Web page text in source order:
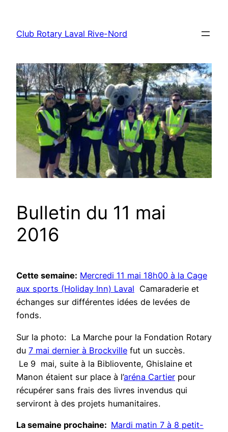
contenu
Club Rotary Laval Rive-Nord
Bulletin du 11 mai
2016
Cette semaine: Mercredi 11 mai 18h00 à la Cage
aux sports (Holiday Inn) Laval Camaraderie et
échanges sur différentes idées de levées de
fonds.
Sur la photo: La Marche pour la Fondation Rotary
du 7 mai dernier à Brockville fut un succès.
Le 9 mai, suite à la Bibliovente, Ghislaine et
Manon étaient sur place à l’aréna Cartier pour
récupérer sans frais des livres invendus qui
serviront à des projets humanitaires.
La semaine prochaine: Mardi matin 7 à 8 petit-